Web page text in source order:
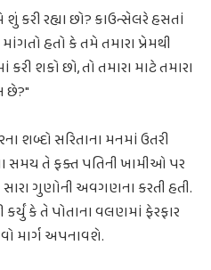
રહ્યા છો? કાઉન્સેલરે હસતાં
હતો કે તમે તમારા પ્રેમથી
શકો છો, તો તમારા માટે તમારા
છે?"
શબ્દો સરિતાના મનમાં ઉતરી
તે ફક્ત પતિની ખામીઓ પર
સારા ગુણોની અવગણના કરતી હતી.
કે તે પોતાના વલણમાં ફેરફાર
માર્ગ અપનાવશે.